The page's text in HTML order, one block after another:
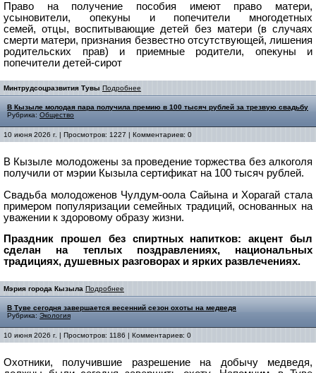
Право на получение пособия имеют право матери,
усыновители, опекуны и попечители многодетных
семей,отцы, воспитывающие детей без матери (в случаях
смерти матери, признания безвестно отсутствующей, лишения
родительских прав) и приемные родители, опекуны и
попечители детей-сирот
Минтрудсоцразвития Тувы Подробнее
В Кызыле молодая пара получила премию в 100 тысяч рублей за трезвую свадьбу
Рубрика: Общество
10 июня 2026 г. | Просмотров: 1227 | Комментариев: 0
В Кызыле молодожены за проведение торжества без алкоголя
получили от мэрии Кызыла сертификат на 100 тысяч рублей.
Свадьба молодоженов Чулдум-оола Сайына и Хорагай стала
примером популяризации семейных традиций, основанных на
уважении к здоровому образу жизни.
Праздник прошел без спиртных напитков: акцент был
сделан на теплых поздравлениях, национальных
традициях, душевных разговорах и ярких развлечениях.
Мэрия города Кызыла Подробнее
В Туве сегодня завершается весенний сезон охоты на медведя
Рубрика: Экология
10 июня 2026 г. | Просмотров: 1186 | Комментариев: 0
Охотники, получившие разрешение на добычу медведя,